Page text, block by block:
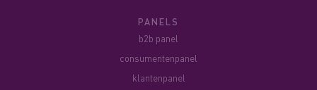
PANELS
b2b panel
consumentenpanel
klantenpanel